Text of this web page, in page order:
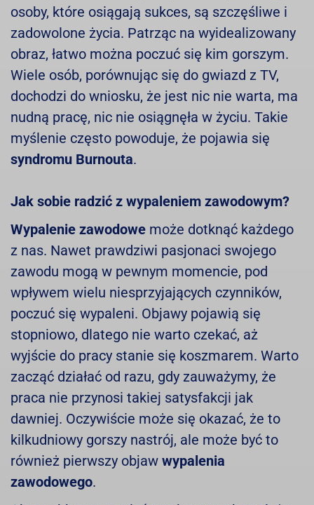
osoby, które osiągają sukces, są szczęśliwe i
zadowolone życia. Patrząc na wyidealizowany
obraz, łatwo można poczuć się kim gorszym.
Wiele osób, porównując się do gwiazd z TV,
dochodzi do wniosku, że jest nic nie warta, ma
nudną pracę, nic nie osiągnęła w życiu. Takie
myślenie często powoduje, że pojawia się
syndromu Burnouta.
Jak sobie radzić z wypaleniem zawodowym?
Wypalenie zawodowe może dotknąć każdego
z nas. Nawet prawdziwi pasjonaci swojego
zawodu mogą w pewnym momencie, pod
wpływem wielu niesprzyjających czynników,
poczuć się wypaleni. Objawy pojawią się
stopniowo, dlatego nie warto czekać, aż
wyjście do pracy stanie się koszmarem. Warto
zacząć działać od razu, gdy zauważymy, że
praca nie przynosi takiej satysfakcji jak
dawniej. Oczywiście może się okazać, że to
kilkudniowy gorszy nastrój, ale może być to
również pierwszy objaw wypalenia
zawodowego.